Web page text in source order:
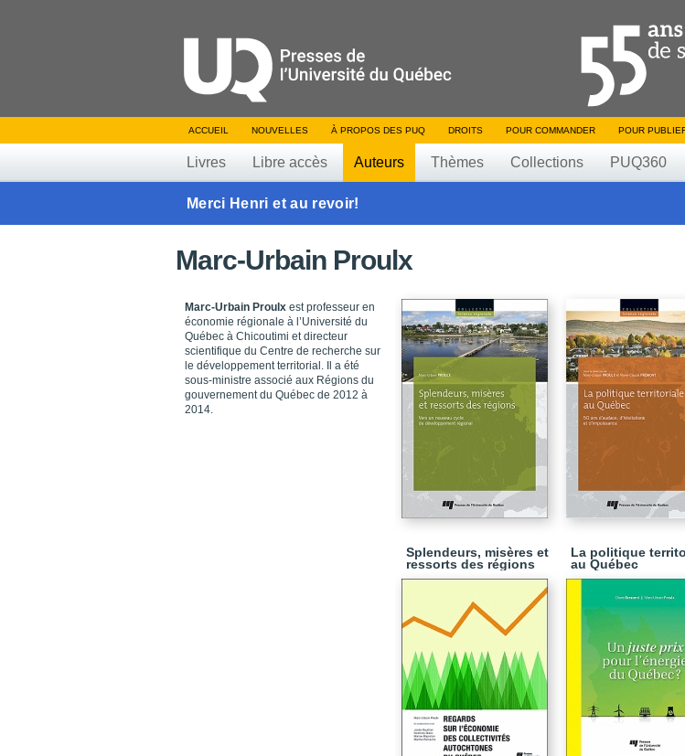
ACCUEIL NOUVELLES À PROPOS DES PUQ DROITS POUR COMMANDER POUR
Livres Libre accès Auteurs Thèmes Collections PUQ360
Merci Henri et au revoir!
Marc-Urbain Proulx
Marc-Urbain Proulx est professeur en
économie régionale à l’Université du
Québec à Chicoutimi et directeur
scientifique du Centre de recherche sur
le développement territorial. Il a été
sous-ministre associé aux Régions du
gouvernement du Québec de 2012 à
2014.
Splendeurs, misères et
ressorts des régions
La politique
au Québec